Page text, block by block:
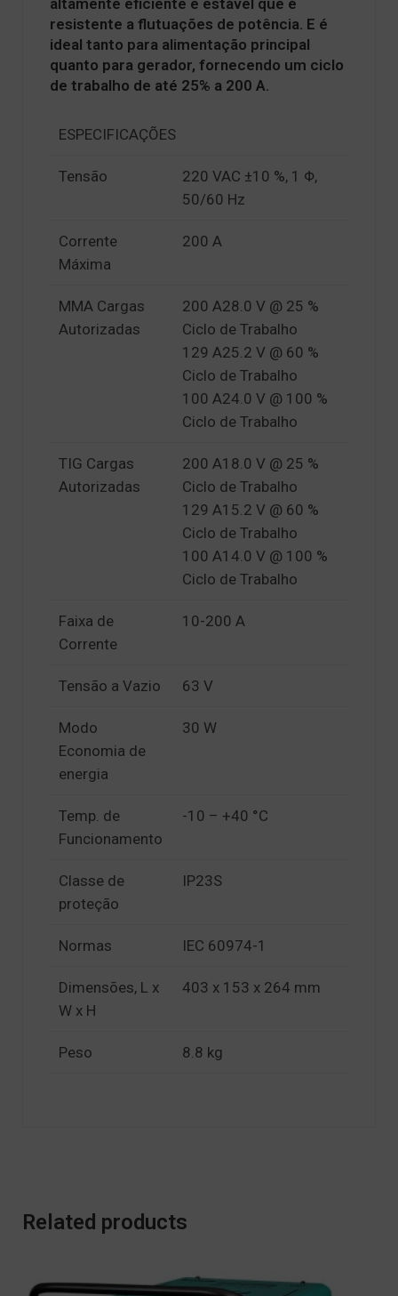
altamente eficiente e estável que é
resistente a flutuações de potência. E é
ideal tanto para alimentação principal
quanto para gerador, fornecendo um ciclo
de trabalho de até 25% a 200 A.
ESPECIFICAÇÕES
Tensão
220 VAC ±10 %, 1 Φ,
50/60 Hz
Corrente
Máxima
200 A
MMA Cargas
Autorizadas
200 A28.0 V @ 25 %
Ciclo de Trabalho
129 A25.2 V @ 60 %
Ciclo de Trabalho
100 A24.0 V @ 100 %
Ciclo de Trabalho
TIG Cargas
Autorizadas
200 A18.0 V @ 25 %
Ciclo de Trabalho
129 A15.2 V @ 60 %
Ciclo de Trabalho
100 A14.0 V @ 100 %
Ciclo de Trabalho
Faixa de
Corrente
10-200 A
Tensão a Vazio 63 V
Modo
Economia de
energia
30 W
Temp. de
Funcionamento
-10 – +40 °C
Classe de
proteção
IP23S
Normas IEC 60974-1
Dimensões, L x
W x H
403 x 153 x 264 mm
Peso 8.8 kg
Related products